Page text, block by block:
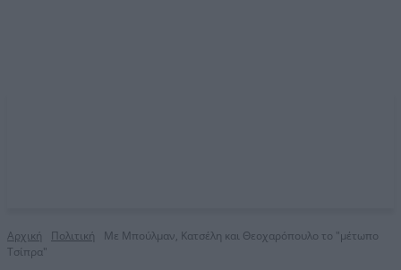
Αρχική Πολιτική
Με Μπούλμαν, Κατσέλη και Θεοχαρόπουλο το "μέτωπο
Τσίπρα"